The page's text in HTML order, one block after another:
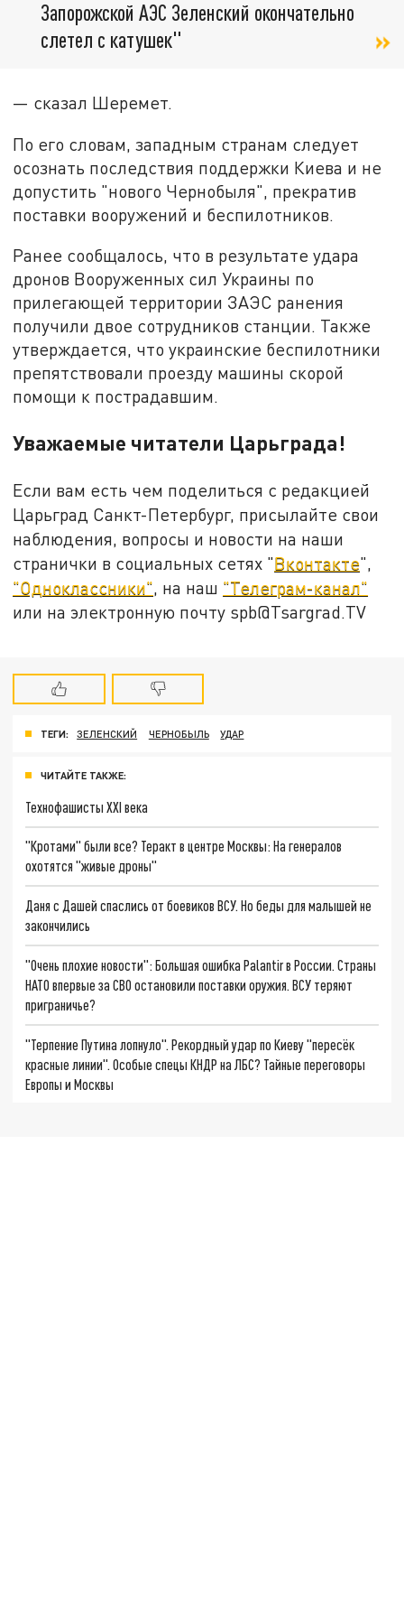
Запорожской АЭС Зеленский окончательно
слетел с катушек"
— сказал Шеремет.
По его словам, западным странам следует
осознать последствия поддержки Киева и не
допустить "нового Чернобыля", прекратив
поставки вооружений и беспилотников.
Ранее сообщалось, что в результате удара
дронов Вооруженных сил Украины по
прилегающей территории ЗАЭС ранения
получили двое сотрудников станции. Также
утверждается, что украинские беспилотники
препятствовали проезду машины скорой
помощи к пострадавшим.
Уважаемые читатели Царьграда!
Если вам есть чем поделиться с редакцией
Царьград Санкт-Петербург, присылайте свои
наблюдения, вопросы и новости на наши
странички в социальных сетях "Вконтакте",
"Одноклассники", на наш "Телеграм-канал"
или на электронную почту spb@Tsargrad.TV
ТЕГИ: ЗЕЛЕНСКИЙ ЧЕРНОБЫЛЬ УДАР
ЧИТАЙТЕ ТАКЖЕ:
Технофашисты XXI века
"Кротами" были все? Теракт в центре Москвы: На генералов
охотятся "живые дроны"
Даня с Дашей спаслись от боевиков ВСУ. Но беды для малышей не
закончились
"Очень плохие новости": Большая ошибка Palantir в России. Страны
НАТО впервые за СВО остановили поставки оружия. ВСУ теряют
приграничье?
"Терпение Путина лопнуло". Рекордный удар по Киеву "пересёк
красные линии". Особые спецы КНДР на ЛБС? Тайные переговоры
Европы и Москвы